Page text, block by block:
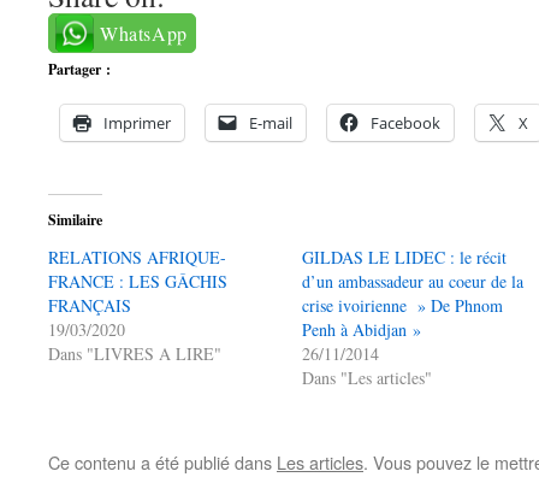
WhatsApp
Partager :
Imprimer E-mail Facebook X
Similaire
RELATIONS AFRIQUE-
FRANCE : LES GÂCHIS
FRANÇAIS
19/03/2020
Dans "LIVRES A LIRE"
GILDAS LE LIDEC : le récit
d’un ambassadeur au coeur de la
crise ivoirienne » De Phnom
Penh à Abidjan »
26/11/2014
Dans "Les articles"
Ce contenu a été publié dans Les articles. Vous pouvez le